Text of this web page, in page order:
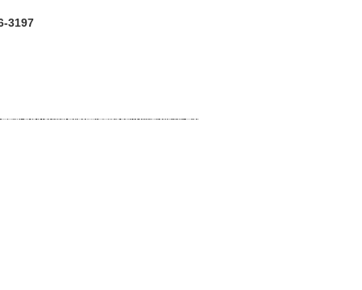
3197